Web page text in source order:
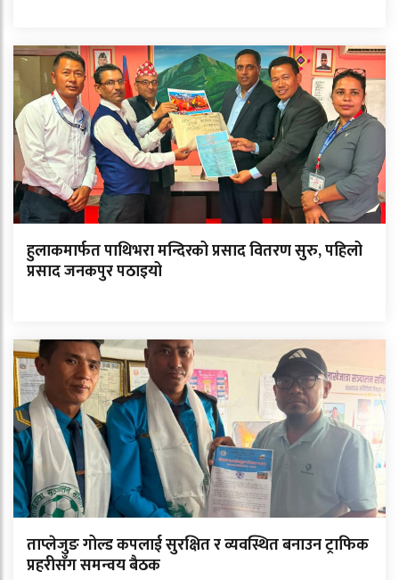
हुलाकमार्फत पाथिभरा मन्दिरको प्रसाद वितरण सुरु, पहिलो
प्रसाद जनकपुर पठाइयो
ताप्लेजुङ गोल्ड कपलाई सुरक्षित र व्यवस्थित बनाउन ट्राफिक
प्रहरीसँग समन्वय बैठक